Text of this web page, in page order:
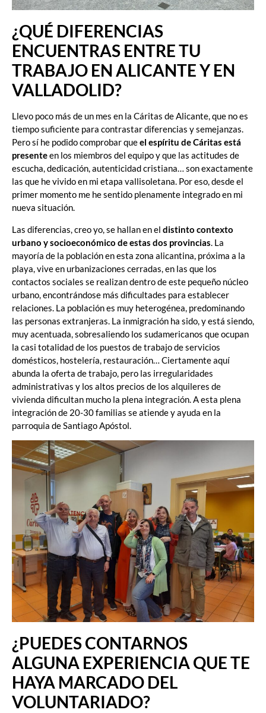
¿QUÉ DIFERENCIAS
ENCUENTRAS ENTRE TU
TRABAJO EN ALICANTE Y EN
VALLADOLID?
Llevo poco más de un mes en la Cáritas de Alicante, que no es
tiempo suficiente para contrastar diferencias y semejanzas.
Pero sí he podido comprobar queel espíritu de Cáritas está
presenteen los miembros del equipo y que las actitudes de
escucha, dedicación, autenticidad cristiana… son exactamente
las que he vivido en mi etapa vallisoletana. Por eso, desde el
primer momento me he sentido plenamente integrado en mi
nueva situación.
Las diferencias, creo yo, se hallan en el distinto contexto
urbano y socioeconómico de estas dos provincias. La
mayoría de la población en esta zona alicantina, próxima a la
playa, vive en urbanizaciones cerradas, en las que los
contactos sociales se realizan dentro de este pequeño núcleo
urbano, encontrándose más dificultades para establecer
relaciones. La población es muy heterogénea, predominando
las personas extranjeras. La inmigración ha sido, y está siendo,
muy acentuada, sobresaliendo los sudamericanos que ocupan
la casi totalidad de los puestos de trabajo de servicios
domésticos, hostelería, restauración… Ciertamente aquí
abunda la oferta de trabajo, pero las irregularidades
administrativas y los altos precios de los alquileres de
vivienda dificultan mucho la plena integración. A esta plena
integración de 20-30 familias se atiende y ayuda en la
parroquia de Santiago Apóstol.
¿PUEDES CONTARNOS
ALGUNA EXPERIENCIA QUE TE
HAYA MARCADO DEL
VOLUNTARIADO?